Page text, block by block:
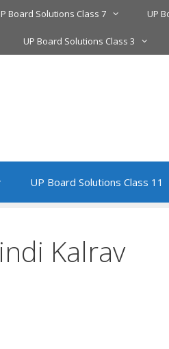
Board Solutions Class 7 UP
UP Board Solutions Class 3
UP Board Solutions Class 11
Kalrav